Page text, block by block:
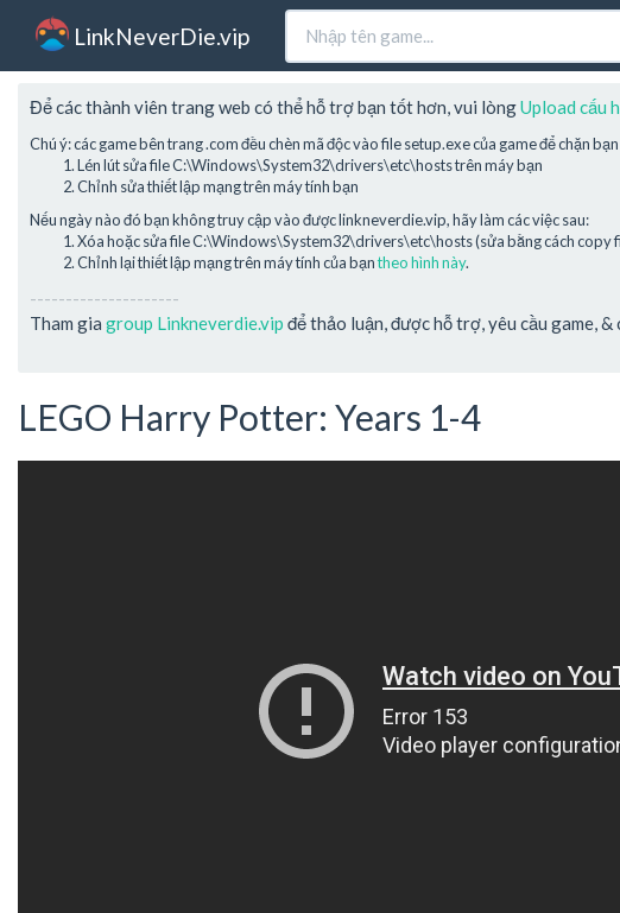
LinkNeverDie.vip
Để các thành viên trang web có thể hỗ trợ bạn tốt hơn, vui lòngUpload cấu
Chú ý: các game bên trang .com đều chèn mã độc vào file setup.exe của game để chặn
Lén lút sửa file C:\Windows\System32\drivers\etc\hosts trên máy bạn
Chỉnh sửa thiết lập mạng trên máy tính bạn
Nếu ngày nào đó bạn không truy cập vào được linkneverdie.vip, hãy làm các việc sau:
Xóa hoặc sửa file C:\Windows\System32\drivers\etc\hosts (sửa bằng cách copy
Chỉnh lại thiết lập mạng trên máy tính của bạntheo hình này.
---------------------
Tham gia group Linkneverdie.vip để thảo luận, được hỗ trợ, yêu cầu game,
LEGO Harry Potter: Years 1-4